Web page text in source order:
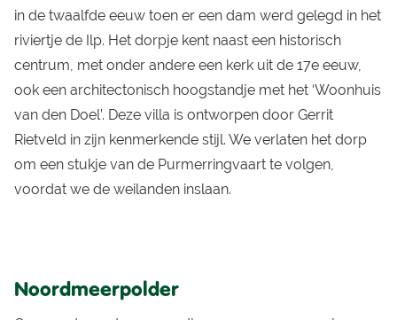
in de twaalfde eeuw toen er een dam werd gelegd in het
riviertje de Ilp. Het dorpje kent naast een historisch
centrum, met onder andere een kerk uit de 17e eeuw,
ook een architectonisch hoogstandje met het ‘Woonhuis
van den Doel’. Deze villa is ontworpen door Gerrit
Rietveld in zijn kenmerkende stijl. We verlaten het dorp
om een stukje van de Purmerringvaart te volgen,
voordat we de weilanden inslaan.
Noordmeerpolder